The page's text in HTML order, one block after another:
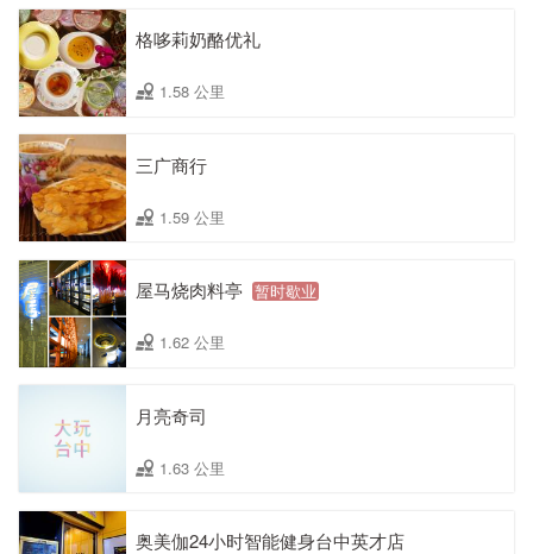
格哆莉奶酪优礼
1.58 公里
三广商行
1.59 公里
屋马烧肉料亭 暂时歇业
1.62 公里
月亮奇司
1.63 公里
奥美伽24小时智能健身台中英才店